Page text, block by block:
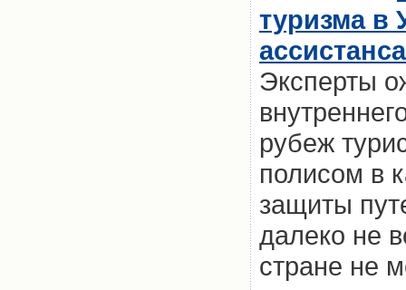
туризма в
ассистанса
Эксперты
рубеж
полисом в
защиты
далеко не
стране не